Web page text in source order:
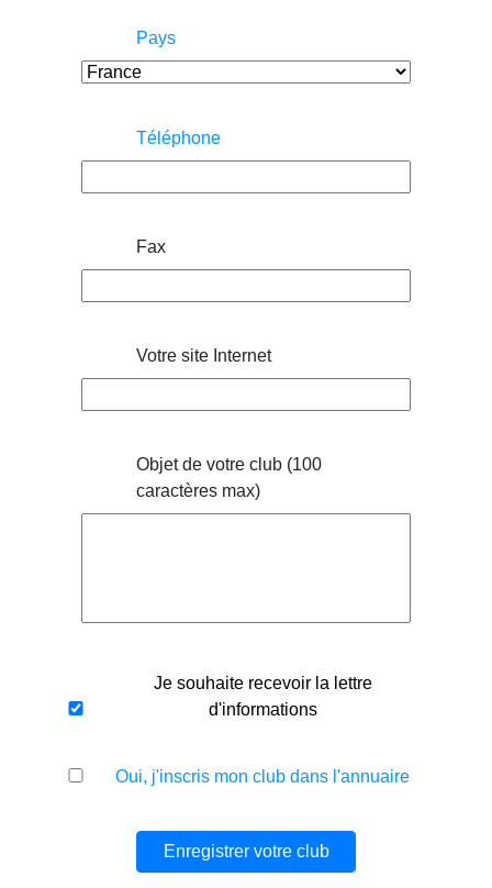
Pays
Téléphone
Fax
Votre site Internet
Objet de votre club (100
caractères max)
Je souhaite recevoir la lettre
d'informations
Oui, j'inscris mon club dans l'annuaire